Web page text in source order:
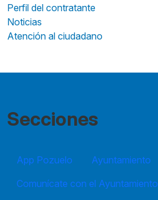
Perfil del contratante
Noticias
Atención al ciudadano
Secciones
App Pozuelo
Ayuntamiento
Comunícate con el Ayuntamiento